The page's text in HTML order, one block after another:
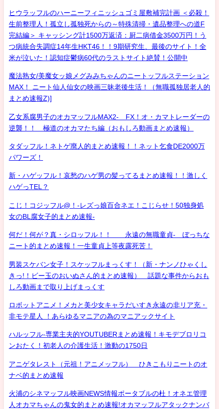
ヒウラッフルのハーニーフィニッシュゴミ屋敷補完計画 ＜必殺！
生前整理人！孤立し孤独死からの～特殊清掃・遺品整理への道F
完結編＞ キャッシング計1500万返済：厨二病借金3500万円！う
つ病統合失調症14年生HKT46！！9期研究生、最後のサイト！全
米が泣いた！認知症鬱病60代のラストサイト絶賛！公開中
魔法熟女/美魔女ッ娘メグみみちゃんのニートッフルステーション
MAX！ ニート仙人仙女の映画三昧老後生活！（無職孤独居老人的
まとめ速報Z)]
乙女系腐男子のオカマッフルMAX2- FX！オ・カマトレーダーの
逆襲！！ 極道のオカマたち編（おもしろ動画まとめ速報）
タダッフル！ネトゲ廃人的まとめ速報！！ネット乞食DE2000万
パワーズ！
新・ハゲッフル！哀愁のハゲ男の髪ってるまとめ速報！！激しく
ハゲっTEL？
こじ！コジッフル@！-レズっ娘百合ネエ！こじらせ！50独身処
女のBL腐女子的まとめ速報-
何だ！何が？真・シロッフル！！ 永遠の無職童貞- ぼっちな
ニート的まとめ速報！一生童貞上等夜露死苦！
男装スケバン女子！スケッフルまっくす！（新・ナンノひゃくし
きっ!！ビー玉のおいぬさん的まとめ速報） 話題な事件からおも
しろ動画まで取り上げまっくす
ロボットアニメ！メカと美少女キャラだいすき永遠の非リア充・
非モテ星人 ！あらゆるマニアの為のマニアックサイト
ハルッフル-専業主夫的YOUTUBERまとめ速報！キモデブロリコ
ンおたく！初老人の介護生活！激動の1750日
アニゲタレスト（元祖！アニメッフル） ひきこもりニートのオ
ナベ的まとめ速報
火浦のシネマッフル映画NEWS情報ポータブルの杜！オネエ管理
人オカマちゃんの鬼女的まとめ速報!オカマッフルアタックナンバ